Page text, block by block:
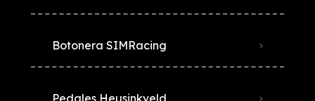
Botonera SIMRacing
Pedales Heusinkveld